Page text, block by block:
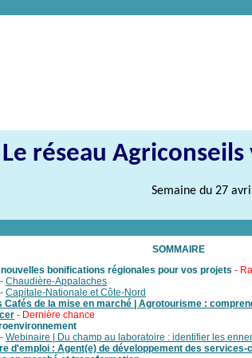
Le réseau
Semaine du 27
SOMMAIRE
nouvelles bonifications régionales pour vos projets -
- Chaudière-Appalaches
Capitale-Nationale et Côte-Nord
Cafés de la mise en marché | Agrotourisme :
- Dernière chance
Webinaire | Du champ au laboratoire : identifier les
d'emploi : Agent(e) de développement des services-